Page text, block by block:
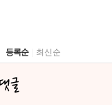
등록순 최신순